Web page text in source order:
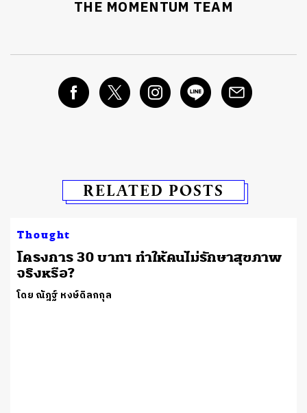
THE MOMENTUM TEAM
RELATED POSTS
Thought
โครงการ 30 บาทฯ ทำให้คนไม่รักษาสุขภาพ
จริงหรือ?
โดย ณัฎฐ์ หงษ์ดิลกกุล